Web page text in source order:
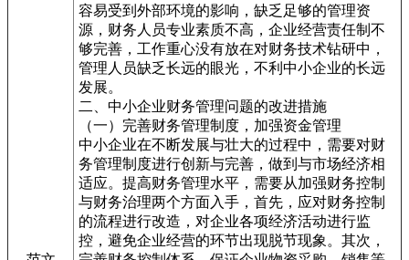
容易受到外部环境的影响，缺乏足够的管理资
源，财务人员专业素质不高，企业经营责任制不
够完善，工作重心没有放在对财务技术钻研中，
管理人员缺乏长远的眼光，不利中小企业的长远
发展。
二、中小企业财务管理问题的改进措施
（一）完善财务管理制度，加强资金管理
中小企业在不断发展与壮大的过程中，需要对财
务管理制度进行创新与完善，做到与市场经济相
适应。提高财务管理水平，需要从加强财务控制
与财务治理两个方面入手，首先，应对财务控制
的流程进行改造，对企业各项经济活动进行监
控，避免企业经营的环节出现脱节现象。其次，